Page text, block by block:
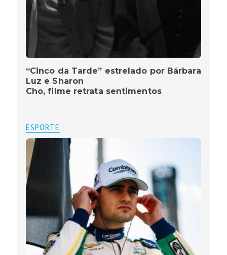
“Cinco da Tarde” estrelado por Bárbara
Luz e Sharon
Cho, filme retrata sentimentos
ESPORTE